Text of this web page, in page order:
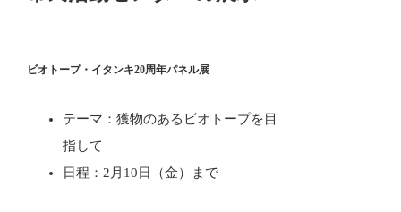
ビオトープ・イタンキ20周年パネル展
テーマ：獲物のあるビオトープを目
指して
日程：2月10日（金）まで